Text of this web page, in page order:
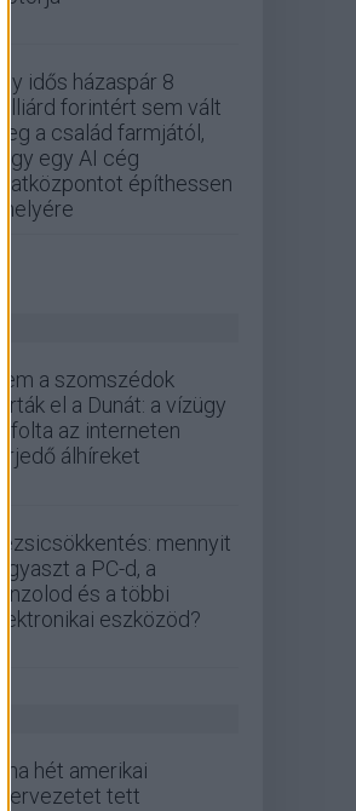
Egy idős házaspár 8
milliárd forintért sem vált
meg a család farmjától,
hogy egy AI cég
adatközpontot építhessen
a helyére
Nem a szomszédok
zárták el a Dunát: a vízügy
cáfolta az interneten
terjedő álhíreket
Rezsicsökkentés: mennyit
fogyaszt a PC-d, a
konzolod és a többi
elektronikai eszközöd?
Kína hét amerikai
szervezetet tett